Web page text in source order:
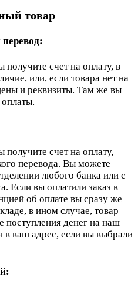
товар
счет на оплату, в
или, если товара нет на
и реквизиты. Там же вы
счет на оплату,
перевода. Вы можете
любого банка или с
Если вы оплатили заказ в
об оплате вы сразу же
в ином случае, товар
поступления денег на наш
в ваш адрес, если вы выбрали